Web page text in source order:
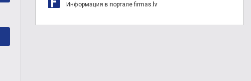
Информация в портале firmas.lv